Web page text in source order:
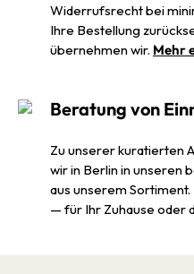
Widerrufsrecht bei
Ihre Bestellung
übernehmen wir. Mehr
Beratung von
Zu unserer kuratierten
wir in Berlin in unseren
aus unserem
— für Ihr Zuhause oder